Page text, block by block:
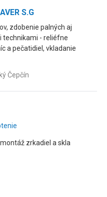
S.G
zdobenie palných aj
technikami - reliéfne
a pečatidiel, vkladanie
Čepčín
zrkadiel a skla